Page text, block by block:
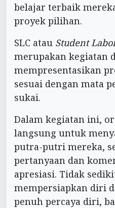
belajar terbaik
proyek pilihan.
SLC atau Student
merupakan kegiatan
mempresentasikan
sesuai dengan mata
sukai.
Dalam kegiatan ini,
langsung untuk
putra-putri mereka,
pertanyaan dan
apresiasi. Tidak
mempersiapkan diri
penuh percaya diri,